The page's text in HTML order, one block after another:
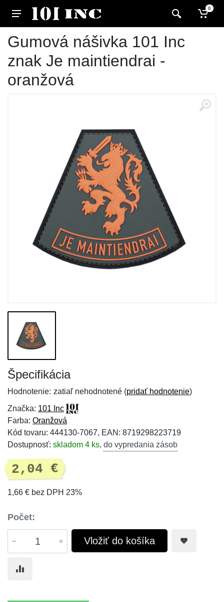
0
Gumová nášivka 101 Inc
znak Je maintiendrai -
oranžová
Špecifikácia
Hodnotenie: zatiaľ nehodnotené (pridať hodnotenie)
Značka: 101 Inc
Farba: Oranžová
Kód tovaru: 444130-7067, EAN: 8719298223719
Dostupnosť: skladom 4 ks, do vypredania zásob
2,04 €
1,66 € bez DPH 23%
Počet:
Vložiť do košíka